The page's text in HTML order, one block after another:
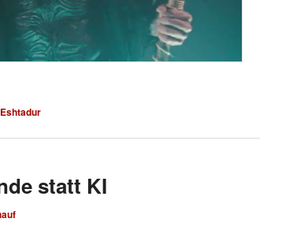
Eshtadur
statt KI